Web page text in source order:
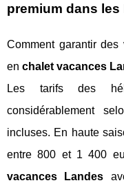
premium dans les
Comment garantir des
enchalet vacances
Les tarifs des
considérablement
incluses. En haute
entre 800 et 1 400
vacances Landes